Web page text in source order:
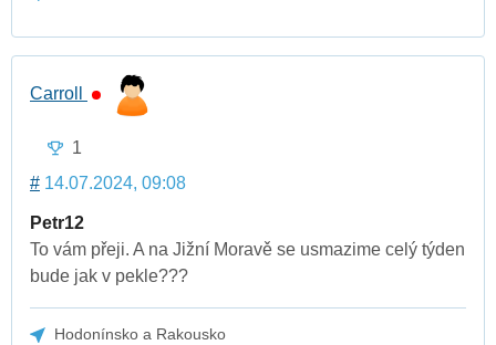
Carroll
1
# 14.07.2024, 09:08
Petr12
To vám přeji. A na Jižní Moravě se usmazime celý týden
bude jak v pekle???
Hodonínsko a Rakousko